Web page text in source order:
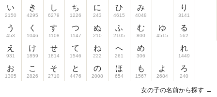
い
2150
う
453
え
931
お
1305
き
4295
く
1046
け
1859
こ
2826
し
6279
す
1108
せ
1814
そ
2710
ち
1226
つ
1147
て
1546
と
4476
に
243
ぬ
210
ね
222
の
2008
ひ
4615
ふ
2105
へ
261
ほ
654
み
4048
む
800
め
306
も
1567
ゆ
4515
よ
2684
り
3141
る
562
れ
1449
ろ
240
女の子の名前から探す →